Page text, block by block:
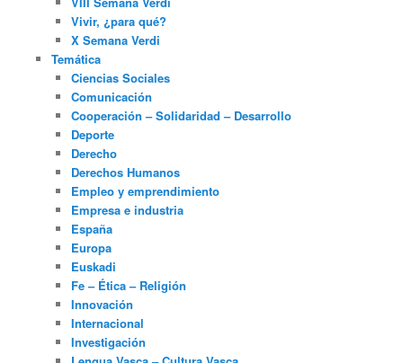
Vivir, ¿para qué?
X Semana Verdi
Temática
Ciencias Sociales
Comunicación
Cooperación – Solidaridad – Desarrollo
Deporte
Derecho
Derechos Humanos
Empleo y emprendimiento
Empresa e industria
España
Europa
Euskadi
Fe – Ética – Religión
Innovación
Internacional
Investigación